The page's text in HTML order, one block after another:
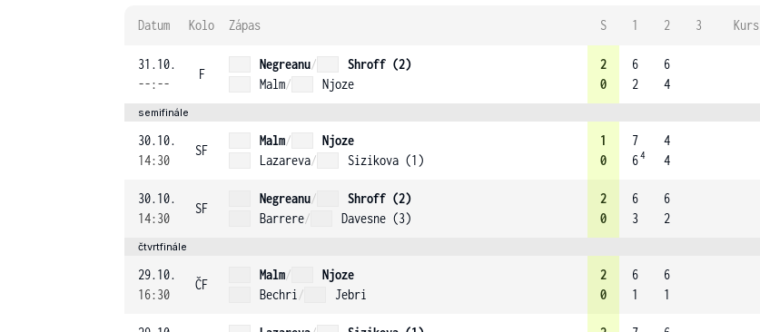
Datum Kolo Zápas S 1 2 3 Kurs
31.10.
--:--
F
Negreanu/
Shroff (2)
Malm/ Njoze
2
0
6
2
6
4
semifinále
30.10.
14:30
SF
Malm/
Njoze
Lazareva/ Sizikova (1)
1
0
7
64
4
4
30.10.
14:30
SF
Negreanu/
Shroff (2)
Barrere/ Davesne (3)
2
0
6
3
6
2
čtvrtfinále
29.10.
16:30
ČF
Malm/
Njoze
Bechri / Jebri
2
0
6
1
6
1